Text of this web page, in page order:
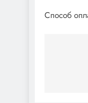
Способ